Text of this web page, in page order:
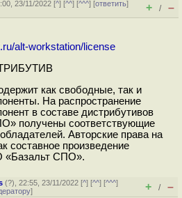
23/11/2022 [^] [^^] [^^^] [ответить]
+ / –
alt-workstation/license
как свободные, так и
На распространение
в составе дистрибутивов
получены соответствующие
Авторские права на
произведение
«Базальт СПО».
(?), 22:55, 23/11/2022 [^] [^^] [^^^]
] + / –